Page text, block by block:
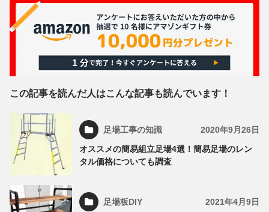
この記事を読んだ人はこんな記事も読んでいます！
足場工事の知識 2020年9月26日
オススメの簡易組立足場4選！簡易足場のレン
タル価格についても調査
足場板DIY 2021年4月9日